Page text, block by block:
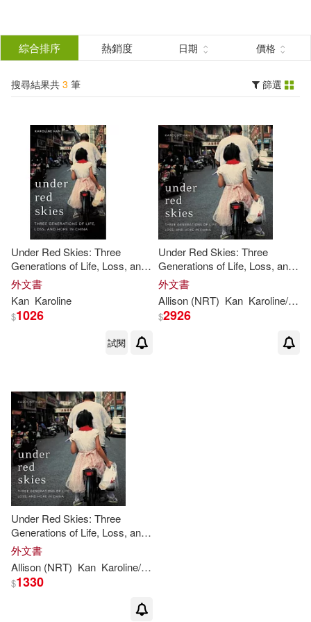
結
分類 (單選)
所有商品(3) 圖書(3)
作者 (可複選)
Kan(3) Allison (NRT)(2)
Karoline/ Hiroto(2)
Karoline(1)
Ingram(3)
配送方式 (可複選)
可超商取貨(3)
可港澳店取(3)
綜合排序 熱銷度 日期 價格
搜尋結果共 3 筆 篩選
Under Red Skies: Three
Generations of Life, Loss, and
Hope in China
外文書
Kan Karoline
$1026
試閱
Under Red Skies: Three
Generations of Life, Loss, and
Hope in China
外文書
Allison (NRT) Kan Karoline/ Hiroto
$2926
Under Red Skies: Three
Generations of Life, Loss, and
Hope in China
外文書
Allison (NRT) Kan Karoline/ Hiroto
$1330